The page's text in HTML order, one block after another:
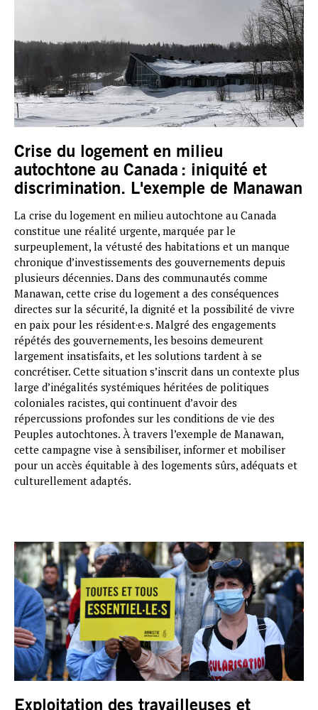
Crise du logement en milieu
autochtone au Canada : iniquité et
discrimination. L'exemple de Manawan
La crise du logement en milieu autochtone au Canada
constitue une réalité urgente, marquée par le
surpeuplement, la vétusté des habitations et un manque
chronique d’investissements des gouvernements depuis
plusieurs décennies. Dans des communautés comme
Manawan, cette crise du logement a des conséquences
directes sur la sécurité, la dignité et la possibilité de vivre
en paix pour les résident·e·s. Malgré des engagements
répétés des gouvernements, les besoins demeurent
largement insatisfaits, et les solutions tardent à se
concrétiser. Cette situation s’inscrit dans un contexte plus
large d’inégalités systémiques héritées de politiques
coloniales racistes, qui continuent d’avoir des
répercussions profondes sur les conditions de vie des
Peuples autochtones. À travers l’exemple de Manawan,
cette campagne vise à sensibiliser, informer et mobiliser
pour un accès équitable à des logements sûrs, adéquats et
culturellement adaptés.
Exploitation des travailleuses et